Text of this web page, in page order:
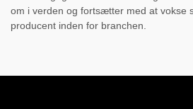
om i verden og fortsætter med at vokse
producent inden for branchen.